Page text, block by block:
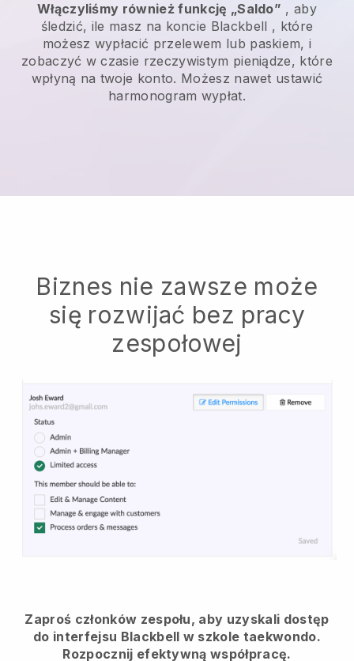
Włączyliśmy również funkcję „Saldo” , aby
śledzić, ile masz na koncie Blackbell , które
możesz wypłacić przelewem lub paskiem, i
zobaczyć w czasie rzeczywistym pieniądze, które
wpłyną na twoje konto. Możesz nawet ustawić
harmonogram wypłat.
Biznes nie zawsze może
się rozwijać bez pracy
zespołowej
Zaproś członków zespołu, aby uzyskali dostęp
do interfejsu Blackbell w szkole taekwondo.
Rozpocznij efektywną współpracę.